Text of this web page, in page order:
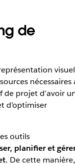
de
nécessaires
de projet d’avoir
d’optimiser
outils
planifier et
De cette